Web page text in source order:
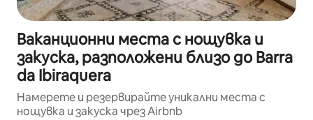
Ваканционни места с нощувка и
закуска, разположени близо до Barra
da Ibiraquera
Намерете и резервирайте уникални места с
нощувка и закуска чрез Airbnb